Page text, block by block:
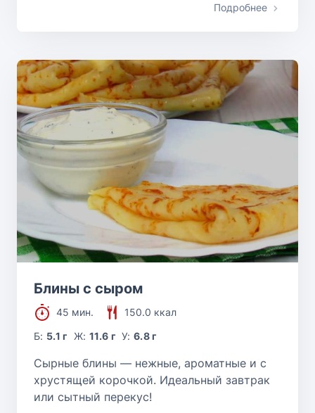
Подробнее
Блины с сыром
45 мин.
150.0 ккал
Б: 5.1 г Ж: 11.6 г У:6.8 г
Сырные блины — нежные, ароматные и с
хрустящей корочкой. Идеальный завтрак
или сытный перекус!